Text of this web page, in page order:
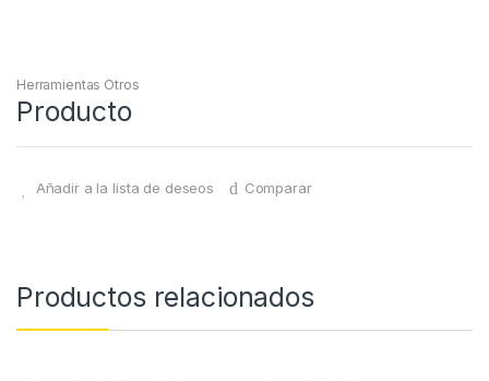
Herramientas Otros
Producto
Añadir a la lista de deseos Comparar
Productos relacionados